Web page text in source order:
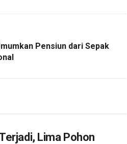
Pensiun dari Sepak
Lima Pohon